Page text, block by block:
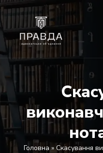
Головна»Скасування